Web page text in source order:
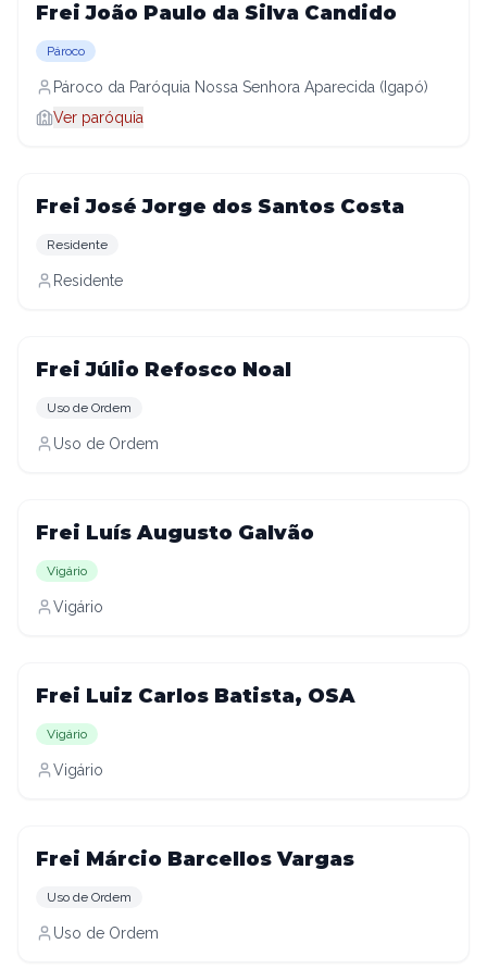
Frei João Paulo da Silva Candido
Pároco
Pároco da Paróquia Nossa Senhora Aparecida (Igapó)
Ver paróquia
Frei José Jorge dos Santos Costa
Residente
Residente
Frei Júlio Refosco Noal
Uso de Ordem
Uso de Ordem
Frei Luís Augusto Galvão
Vigário
Vigário
Frei Luiz Carlos Batista, OSA
Vigário
Vigário
Frei Márcio Barcellos Vargas
Uso de Ordem
Uso de Ordem